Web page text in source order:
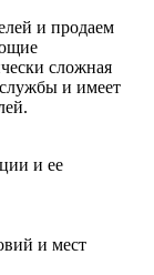
и продаем
сложная
и имеет
и ее
и мест